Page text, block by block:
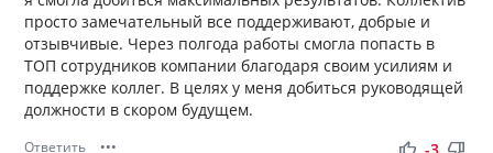
просто замечательный все поддерживают, добрые и
отзывчивые. Через полгода работы смогла попасть в
ТОП сотрудников компании благодаря своим усилиям и
поддержке коллег. В целях у меня добиться руководящей
должности в скором будущем.
Ответить •••